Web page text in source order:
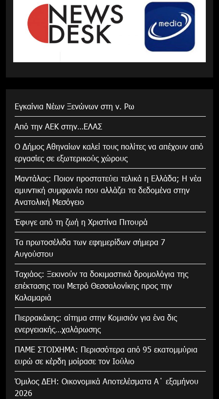
Εγκαίνια Νέων Ξενώνων στη ν. Ρω
Από την ΑΕΚ στην…ΕΛΑΣ
Ο Δήμος Αθηναίων καλεί τους πολίτες να απέχουν από
εργασίες σε εξωτερικούς χώρους
Μαντάλας: Ποιον προστατεύει τελικά η Ελλάδα; Η νέα
αμυντική συμφωνία που αλλάζει τα δεδομένα στην
Ανατολική Μεσόγειο
Έφυγε από τη ζωή η Χριστίνα Πιτουρά
Τα πρωτοσέλιδα των εφημερίδων σήμερα 7
Αυγούστου
Tαχιάος: Ξεκινούν τα δοκιμαστικά δρομολόγια της
επέκτασης του Μετρό Θεσσαλονίκης προς την
Καλαμαριά
Πιερρακάκης: αίτημα στην Κομισιόν για ένα δις
ενεργειακής…χαλάρωσης
ΠΑΜΕ ΣΤΟΙΧΗΜΑ: Περισσότερα από 95 εκατομμύρια
ευρώ σε κέρδη μοίρασε τον Ιούλιο
Όμιλος ΔΕΗ: Οικονομικά Αποτελέσματα Α΄ εξαμήνου
2026